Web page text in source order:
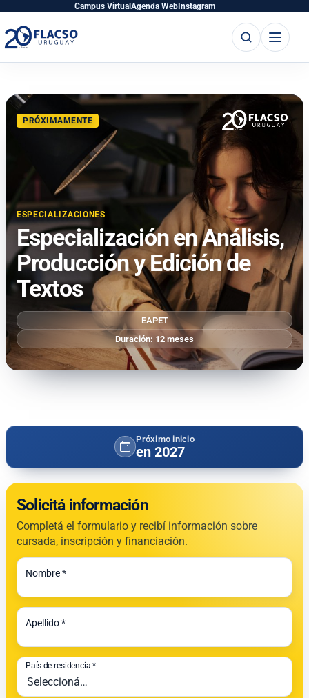
contenido
principal
contenido
Campus VirtualAgenda WebInstagram
BuscarAbrir
menú
PRÓXIMAMENTE
ESPECIALIZACIONES
Especialización en Análisis,
Producción y Edición de
Textos
EAPET
Duración: 12 meses
Próximo inicio
en 2027
Solicitá información
Completá el formulario y recibí información sobre
cursada, inscripción y financiación.
Todos los campos son obligatorios.
Nombre *
Apellido *
País de residencia *